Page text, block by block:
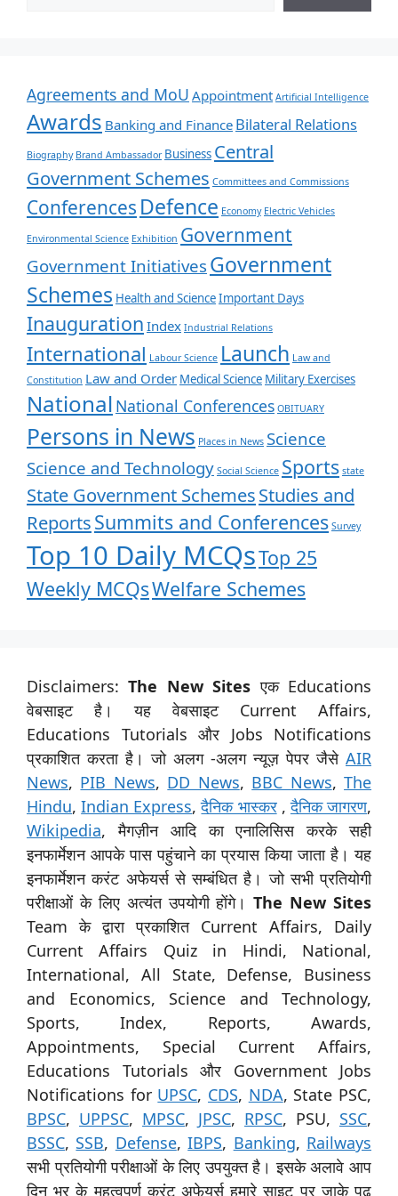
Agreements and MoU Appointment Artificial Intelligence
Awards Banking and Finance Bilateral Relations
Biography Brand Ambassador Business Central
Government Schemes Committees and Commissions
Conferences Defence Economy Electric Vehicles
Environmental Science Exhibition Government
Government Initiatives Government
Schemes Health and ScienceImportant Days
Inauguration Index Industrial Relations
International Labour Science Launch Law and
Constitution Law and Order Medical Science Military Exercises
National National Conferences OBITUARY
Persons in News Places in News Science
Science and Technology Social Science Sports state
State Government SchemesStudies and
ReportsSummits and Conferences Survey
Top 10 Daily MCQsTop 25
Weekly MCQsWelfare Schemes
Disclaimers:The New Sites एक Educations
वेबसाइट है। यह वेबसाइट Current Affairs,
Educations Tutorials और Jobs Notifications
प्रकाशित करता है। जो अलग -अलग न्यूज़ पेपर जैसे AIR
News, PIB News, DD News, BBC News,The
Hindu,Indian Express,दैनिक भास्कर,दैनिक जागरण,
Wikipedia, मैगज़ीन आदि का एनालिसिस करके सही
इनफार्मेशन आपके पास पहुंचाने का प्रयास किया जाता है। यह
इनफार्मेशन करंट अफेयर्स से सम्बंधित है। जो सभी प्रतियोगी
परीक्षाओं के लिए अत्यंत उपयोगी होंगे।The New Sites
Team के द्वारा प्रकाशित Current Affairs, Daily
Current Affairs Quiz in Hindi, National,
International, All State, Defense, Business
and Economics, Science and Technology,
Sports, Index, Reports, Awards,
Appointments, Special Current Affairs,
Educations Tutorials और Government Jobs
Notifications for UPSC, CDS, NDA, State PSC,
BPSC, UPPSC, MPSC, JPSC, RPSC, PSU, SSC,
BSSC, SSB, Defense,IBPS, Banking, Railways
सभी प्रतियोगी परीक्षाओं के लिए उपयुक्त है। इसके अलावे आप
दिन भर के महत्वपूर्ण करंट अफेयर्स हमारे साइट पर जाके पढ़